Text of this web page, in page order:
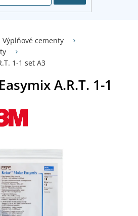
Výplňové cementy
1-1 set A3
A.R.T. 1-1